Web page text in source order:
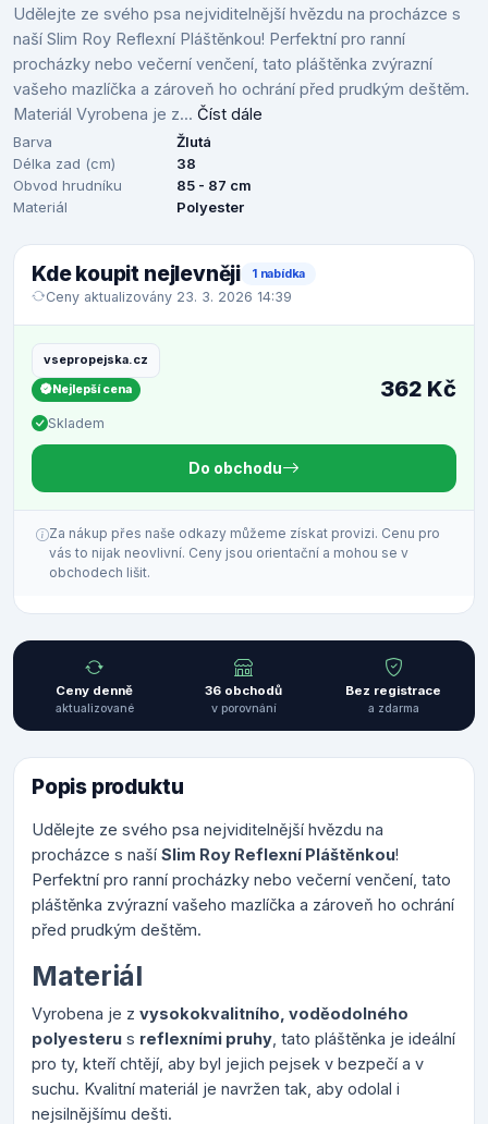
Udělejte ze svého psa nejviditelnější hvězdu na procházce s
naší Slim Roy Reflexní Pláštěnkou! Perfektní pro ranní
procházky nebo večerní venčení, tato pláštěnka zvýrazní
vašeho mazlíčka a zároveň ho ochrání před prudkým deštěm.
Materiál Vyrobena je z... Číst dále
Barva
Žlutá
Délka zad (cm)
38
Obvod hrudníku
85 - 87 cm
Materiál
Polyester
Kde koupit nejlevněji 1 nabídka
Ceny aktualizovány 23. 3. 2026 14:39
vsepropejska.cz
Nejlepší cena
Skladem
362 Kč
Do obchodu
Za nákup přes naše odkazy můžeme získat provizi. Cenu pro
vás to nijak neovlivní. Ceny jsou orientační a mohou se v
obchodech lišit.
Ceny denně
aktualizované
36 obchodů
v porovnání
Bez registrace
a zdarma
Popis produktu
Udělejte ze svého psa nejviditelnější hvězdu na
procházce s naší Slim Roy Reflexní Pláštěnkou!
Perfektní pro ranní procházky nebo večerní venčení, tato
pláštěnka zvýrazní vašeho mazlíčka a zároveň ho ochrání
před prudkým deštěm.
Materiál
Vyrobena je z vysokokvalitního, voděodolného
polyesteru s reflexními pruhy , tato pláštěnka je ideální
pro ty, kteří chtějí, aby byl jejich pejsek v bezpečí a v
suchu. Kvalitní materiál je navržen tak, aby odolal i
nejsilnějšímu dešti.